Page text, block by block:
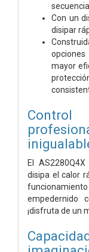
Con un
disipar
mayor
El
disipa el calor
empedernido
¡disfruta de un